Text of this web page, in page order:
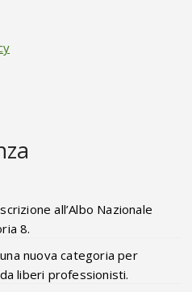
all’Albo Nazionale
8.
nuova categoria per
liberi professionisti.